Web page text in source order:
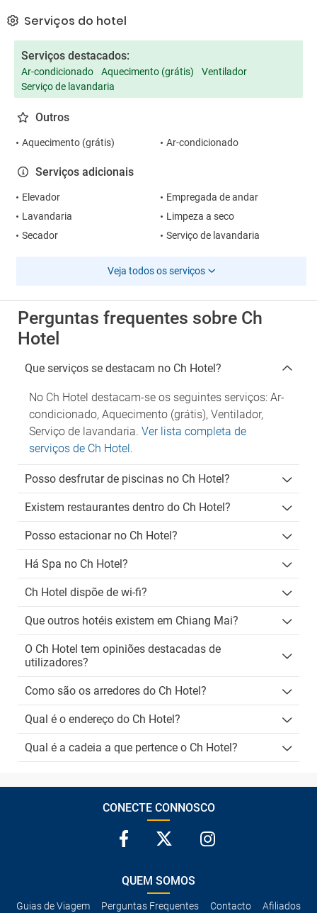
Serviços do hotel
Serviços destacados:
Ar-condicionado Aquecimento (grátis)
Ventilador
Serviço de lavandaria
Outros
Aquecimento (grátis) Ar-condicionado
Serviços adicionais
Elevador
Empregada de andar
Lavandaria
Limpeza a seco
Secador
Serviço de lavandaria
Veja todos os serviços
Perguntas frequentes sobre Ch
Hotel
Que serviços se destacam no Ch Hotel?
No Ch Hotel destacam-se os seguintes serviços: Ar-
condicionado, Aquecimento (grátis), Ventilador,
Serviço de lavandaria. Ver lista completa de
serviços de Ch Hotel.
Posso desfrutar de piscinas no Ch Hotel?
Existem restaurantes dentro do Ch Hotel?
Posso estacionar no Ch Hotel?
Há Spa no Ch Hotel?
Ch Hotel dispõe de wi-fi?
Que outros hotéis existem em Chiang Mai?
O Ch Hotel tem opiniões destacadas de
utilizadores?
Como são os arredores do Ch Hotel?
Qual é o endereço do Ch Hotel?
Qual é a cadeia a que pertence o Ch Hotel?
CONECTE CONNOSCO
QUEM SOMOS
Guias de Viagem Perguntas Frequentes Contacto Afiliados